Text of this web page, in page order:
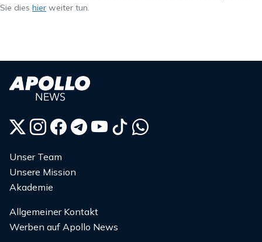
Sie dies hier weiter tun.
Unser Team
Unsere Mission
Akademie
Allgemeiner Kontakt
Werben auf Apollo News